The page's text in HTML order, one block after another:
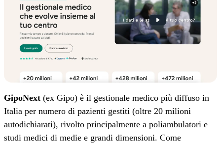
GipoNext (ex Gipo) è il gestionale medico più diffuso in
Italia per numero di pazienti gestiti (oltre 20 milioni
autodichiarati), rivolto principalmente a poliambulatori e
studi medici di medie e grandi dimensioni. Come